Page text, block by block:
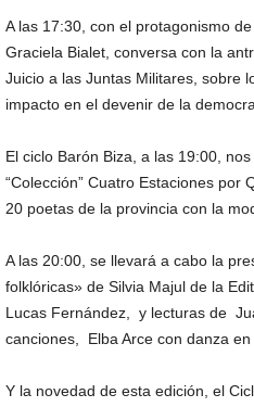
A las 17:30, con el protagonismo
Graciela Bialet, conversa con la
Juicio a las Juntas Militares, sobre
impacto en el devenir de la
El ciclo Barón Biza, a las 19:00,
“Colección” Cuatro Estaciones por
20 poetas de la provincia con la
A las 20:00, se llevará a cabo la
folklóricas» de Silvia Majul de la
Lucas Fernández, y lecturas de
canciones, Elba Arce con danza en
Y la novedad de esta edición, el